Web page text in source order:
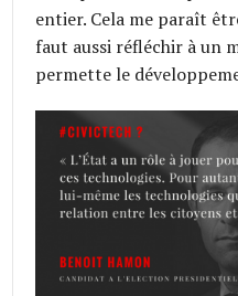
entier. Cela me paraît
faut aussi réfléchir à un
permette le